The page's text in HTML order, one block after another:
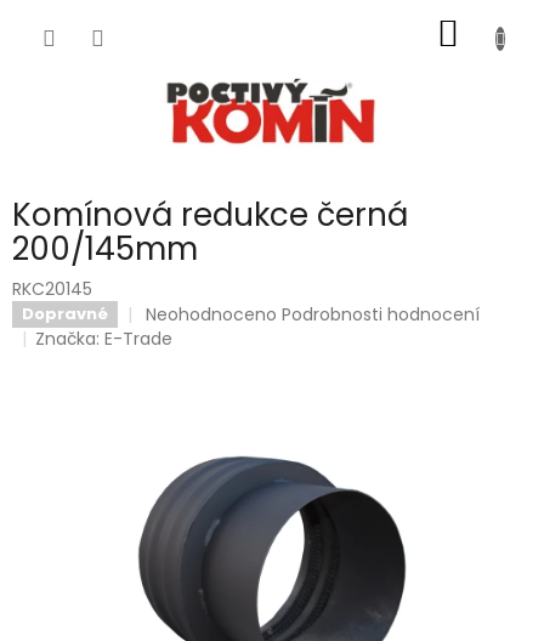
KOŠÍK
Komínová redukce černá
200/145mm
RKC20145
Dopravné
Průměrné
hodnocení
hvězdiček.
Neohodnoceno Podrobnosti hodnocení
Značka:E-Trade